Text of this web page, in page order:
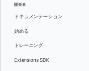
開発者
ドキュメンテーション
始める
トレーニング
Extensions SDK